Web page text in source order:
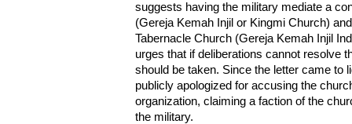
suggests having the military mediate a
(Gereja Kemah Injil or Kingmi Church)
Tabernacle Church (Gereja Kemah Injil
urges that if deliberations cannot resolve
should be taken. Since the letter came to
publicly apologized for accusing the
organization, claiming a faction of the
the military.